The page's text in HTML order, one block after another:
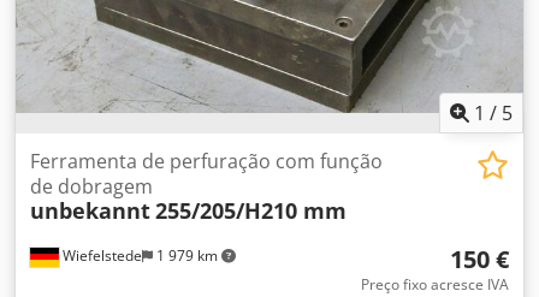
1 / 5
Wiefelstede 1 979 km
Ferramenta de perfuração com função
de dobragem
unbekannt255/205/H210 mm
150 €
Preço fixo acresce IVA